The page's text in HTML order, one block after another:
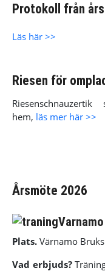
Protokoll från
Läs här >>
Riesen för
hem, läs mer här >>
Årsmöte 2026
Plats. Värnamo
Vad erbjuds?